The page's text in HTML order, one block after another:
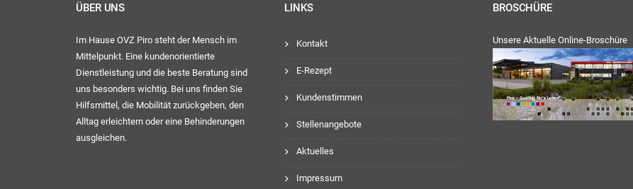
ÜBER UNS
Im Hause OVZ Piro steht der Mensch im
Mittelpunkt. Eine kundenorientierte
Dienstleistung und die beste Beratung sind
uns besonders wichtig. Bei uns finden Sie
Hilfsmittel, die Mobilität zurückgeben, den
Alltag erleichtern oder eine Behinderungen
ausgleichen.
LINKS
Kontakt
E-Rezept
Kundenstimmen
Stellenangebote
Aktuelles
Impressum
BROSCHÜRE
Unsere Aktuelle Online-Broschüre